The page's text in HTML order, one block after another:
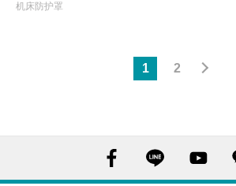
机床防护罩
1 2